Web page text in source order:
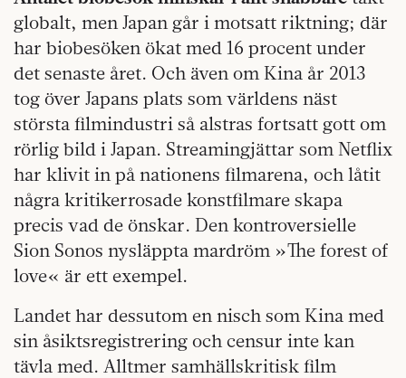
globalt, men Japan går i motsatt riktning; där
har biobesöken ökat med 16 procent under
det senaste året. Och även om Kina år 2013
tog över Japans plats som världens näst
största filmindustri så alstras fortsatt gott om
rörlig bild i Japan. Streamingjättar som Netflix
har klivit in på nationens filmarena, och låtit
några kritikerrosade konstfilmare skapa
precis vad de önskar. Den kontroversielle
Sion Sonos nysläppta mardröm »The forest of
love« är ett exempel.
Landet har dessutom en nisch som Kina med
sin åsiktsregistrering och censur inte kan
tävla med. Alltmer samhällskritisk film